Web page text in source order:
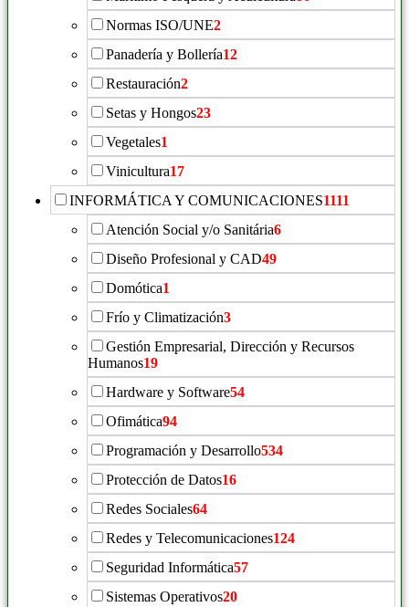
Normas ISO/UNE2
Panadería y Bollería12
Restauración2
Setas y Hongos23
Vegetales1
Vinicultura17
INFORMÁTICA Y COMUNICACIONES1111
Atención Social y/o Sanitária6
Diseño Profesional y CAD49
Domótica1
Frío y Climatización3
Gestión Empresarial, Dirección y Recursos
Humanos19
Hardware y Software54
Ofimática94
Programación y Desarrollo534
Protección de Datos16
Redes Sociales64
Redes y Telecomunicaciones124
Seguridad Informática57
Sistemas Operativos20